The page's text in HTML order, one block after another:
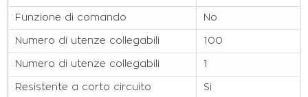
Funzione di comando No
Numero di utenze collegabili 100
Numero di utenze collegabili 1
Resistente a corto circuito Si